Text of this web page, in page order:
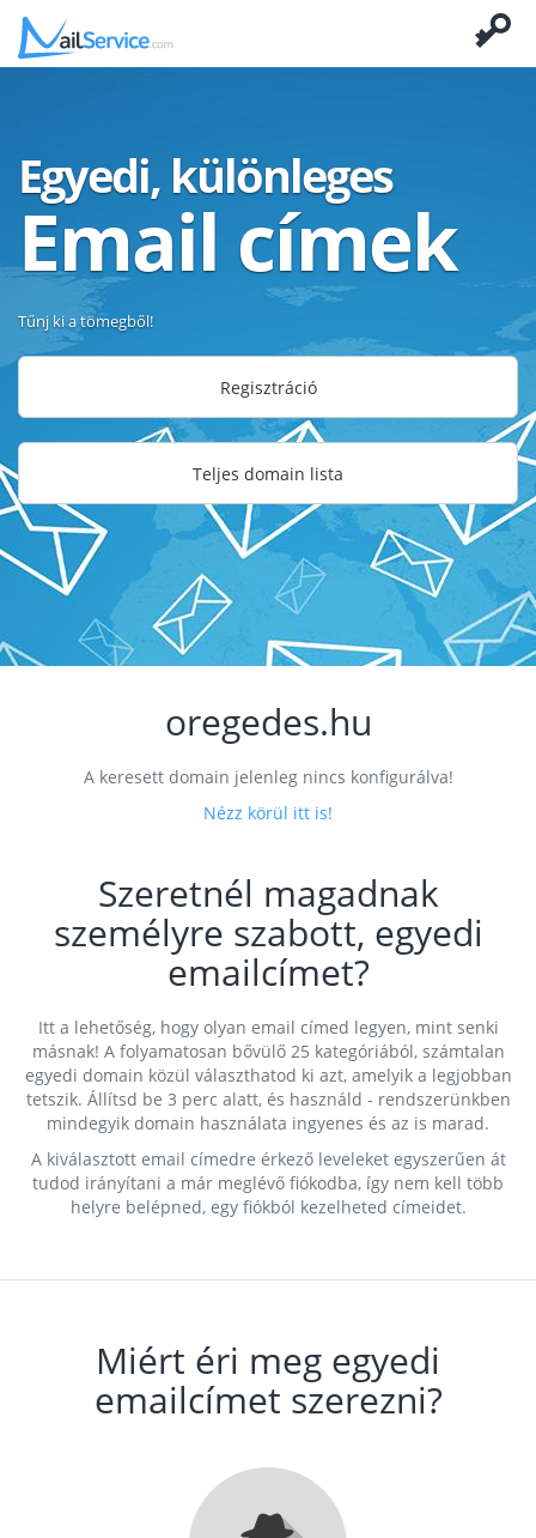
Egyedi, különleges
Email címek
Tűnj ki a tömegből!
Regisztráció
Teljes domain lista
oregedes.hu
A keresett domain jelenleg nincs konfigurálva!
Nézz körül itt is!
Szeretnél magadnak
személyre szabott, egyedi
emailcímet?
Itt a lehetőség, hogy olyan email címed legyen, mint senki
másnak! A folyamatosan bővülő 25 kategóriából, számtalan
egyedi domain közül választhatod ki azt, amelyik a legjobban
tetszik. Állítsd be 3 perc alatt, és használd - rendszerünkben
mindegyik domain használata ingyenes és az is marad.
A kiválasztott email címedre érkező leveleket egyszerűen át
tudod irányítani a már meglévő fiókodba, így nem kell több
helyre belépned, egy fiókból kezelheted címeidet.
Miért éri meg egyedi
emailcímet szerezni?